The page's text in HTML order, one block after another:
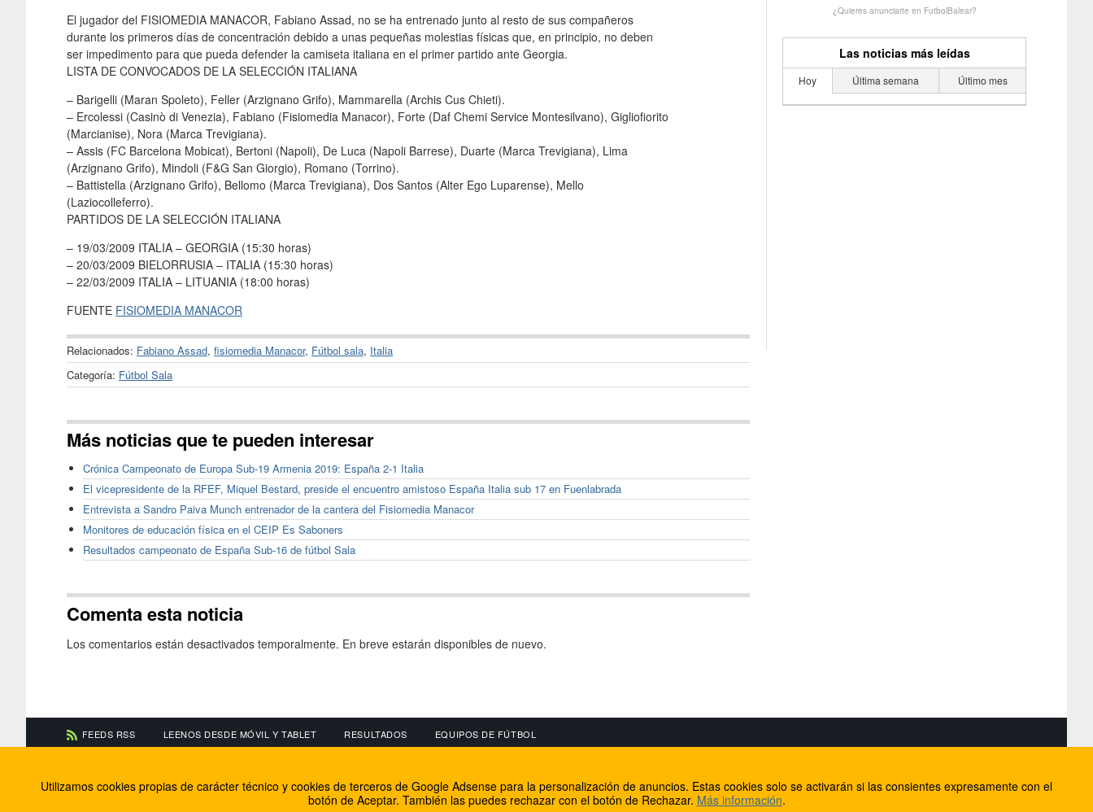
El jugador del FISIOMEDIA MANACOR, Fabiano Assad, no se ha entrenado junto al resto de sus compañeros
durante los primeros días de concentración debido a unas pequeñas molestias físicas que, en principio, no deben
ser impedimento para que pueda defender la camiseta italiana en el primer partido ante Georgia.
LISTA DE CONVOCADOS DE LA SELECCIÓN ITALIANA
– Barigelli (Maran Spoleto), Feller (Arzignano Grifo), Mammarella (Archis Cus Chieti).
– Ercolessi (Casinò di Venezia), Fabiano (Fisiomedia Manacor), Forte (Daf Chemi Service Montesilvano), Gigliofiorito
(Marcianise), Nora (Marca Trevigiana).
– Assis (FC Barcelona Mobicat), Bertoni (Napoli), De Luca (Napoli Barrese), Duarte (Marca Trevigiana), Lima
(Arzignano Grifo), Mindoli (F&G San Giorgio), Romano (Torrino).
– Battistella (Arzignano Grifo), Bellomo (Marca Trevigiana), Dos Santos (Alter Ego Luparense), Mello
(Laziocolleferro).
PARTIDOS DE LA SELECCIÓN ITALIANA
– 19/03/2009 ITALIA – GEORGIA (15:30 horas)
– 20/03/2009 BIELORRUSIA – ITALIA (15:30 horas)
– 22/03/2009 ITALIA – LITUANIA (18:00 horas)
FUENTE FISIOMEDIA MANACOR
Relacionados: Fabiano Assad, fisiomedia Manacor, Fútbol sala, Italia
Categoría: Fútbol Sala
Más noticias que te pueden interesar
Crónica Campeonato de Europa Sub-19 Armenia 2019: España 2-1 Italia
El vicepresidente de la RFEF, Miquel Bestard, preside el encuentro amistoso España Italia sub 17 en Fuenlabrada
Entrevista a Sandro Paiva Munch entrenador de la cantera del Fisiomedia Manacor
Monitores de educación física en el CEIP Es Saboners
Resultados campeonato de España Sub-16 de fútbol Sala
Comenta esta noticia
Los comentarios están desactivados temporalmente. En breve estarán disponibles de nuevo.
¿Quieres anunciarte en FutbolBalear?
Las noticias más leídas
Hoy Última semana Último mes
FEEDS RSS LEENOS DESDE MÓVIL Y TABLET RESULTADOS EQUIPOS DE FÚTBOL
Información de contacto
El equipo de FútbolBalear
Soluciones Corporativas IP
Facebook
Twitter
Internet Rural Mallorca
Registro de dominios
Utilizamos cookies propias de carácter técnico y cookies de terceros de Google Adsense para la personalización de anuncios. Estas cookies solo se activarán si las consientes expresamente con el
botón de Aceptar. También las puedes rechazar con el botón de Rechazar. Más información.